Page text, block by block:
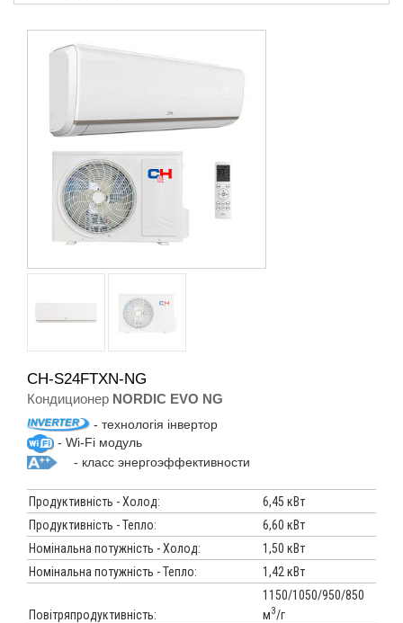
CH-S24FTXN-NG
Кондиционер NORDIC EVO NG
- технологія інвертор
- Wi-Fi модуль
- класс энергоэффективности
Продуктивність - Холод:
6,45 кВт
Продуктивність - Тепло:
6,60 кВт
Номінальна потужність - Холод:
1,50 кВт
Номінальна потужність - Тепло:
1,42 кВт
Повітряпродуктивність:
1150/1050/950/850
м3/г